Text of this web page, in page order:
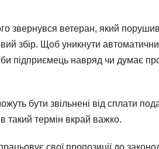
звернувся ветеран, який
збір. Щоб уникнути
підприємець навряд чи думає
бути звільнені від сплати
такий термін вкрай важко.